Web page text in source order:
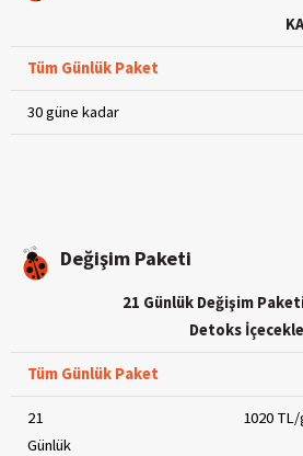
Tüm Günlük Paket
30 güne kadar
Değişim Paketi
21 Günlük Değişim
Detoks
Tüm Günlük Paket
21
Günlük
1020 TL/